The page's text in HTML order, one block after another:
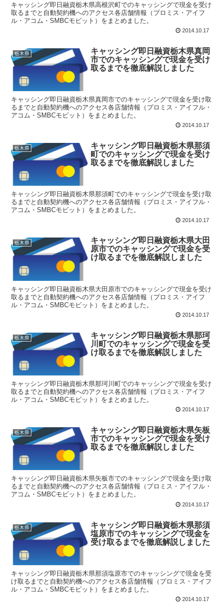
キャッシング即日融資栃木県高根沢町でのキャッシングで現金を受け
取るまでと自動契約機へのアクセス各店舗情報（プロミス・アイフ
ル・アコム・SMBCモビット）をまとめました。
2014.10.17
栃木県
キャッシング即日融資栃木県真岡
市でのキャッシングで現金を受け
取るまでを徹底解説しました
キャッシング即日融資栃木県真岡市でのキャッシングで現金を受け取
るまでと自動契約機へのアクセス各店舗情報（プロミス・アイフル・
アコム・SMBCモビット）をまとめました。
2014.10.17
栃木県
キャッシング即日融資栃木県那須
町でのキャッシングで現金を受け
取るまでを徹底解説しました
キャッシング即日融資栃木県那須町でのキャッシングで現金を受け取
るまでと自動契約機へのアクセス各店舗情報（プロミス・アイフル・
アコム・SMBCモビット）をまとめました。
2014.10.17
栃木県
キャッシング即日融資栃木県大田
原市でのキャッシングで現金を受
け取るまでを徹底解説しました
キャッシング即日融資栃木県大田原市でのキャッシングで現金を受け
取るまでと自動契約機へのアクセス各店舗情報（プロミス・アイフ
ル・アコム・SMBCモビット）をまとめました。
2014.10.17
栃木県
キャッシング即日融資栃木県那珂
川町でのキャッシングで現金を受
け取るまでを徹底解説しました
キャッシング即日融資栃木県那珂川町でのキャッシングで現金を受け
取るまでと自動契約機へのアクセス各店舗情報（プロミス・アイフ
ル・アコム・SMBCモビット）をまとめました。
2014.10.17
栃木県
キャッシング即日融資栃木県矢板
市でのキャッシングで現金を受け
取るまでを徹底解説しました
キャッシング即日融資栃木県矢板市でのキャッシングで現金を受け取
るまでと自動契約機へのアクセス各店舗情報（プロミス・アイフル・
アコム・SMBCモビット）をまとめました。
2014.10.17
栃木県
キャッシング即日融資栃木県那須
塩原市でのキャッシングで現金を
受け取るまでを徹底解説しました
キャッシング即日融資栃木県那須塩原市でのキャッシングで現金を受
け取るまでと自動契約機へのアクセス各店舗情報（プロミス・アイフ
ル・アコム・SMBCモビット）をまとめました。
2014.10.17